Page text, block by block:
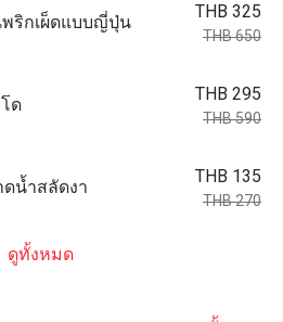
ริกเผ็ดแบบญี่ปุ่น
THB 325
THB 650
ด
THB 295
THB 590
ดน้ำสลัดงา
THB 135
THB 270
ดูทั้งหมด